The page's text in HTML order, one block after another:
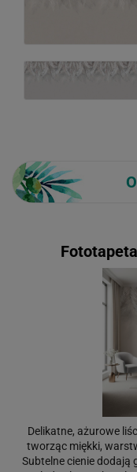
Delikatne, ażurowe
tworząc miękki,
Subtelne cienie dodają